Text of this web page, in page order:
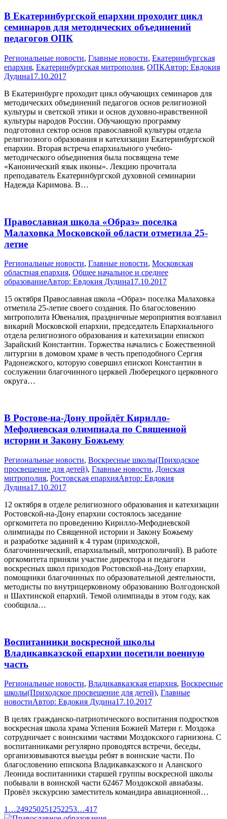
В Екатеринбургской епархии проходит цикл
семинаров для методических объединений
педагогов ОПК
Pегиональные новости, Главные новости, Екатеринбургская
епархия, Екатеринбургская митрополия, ОПКАвтор: Евдокия
Дудина17.10.2017
В Екатеринбурге проходит цикл обучающих семинаров для
методических объединений педагогов основ религиозной
культуры и светской этики и основ духовно-нравственной
культуры народов России. Обучающую программу
подготовил сектор основ православной культуры отдела
религиозного образования и катехизации Екатеринбургской
епархии. Вторая встреча епархиального учебно-
методического объединения была посвящена теме
«Канонический язык иконы». Лекцию прочитала
преподаватель Екатеринбургской духовной семинарии
Надежда Каримова. В…
Православная школа «Образ» поселка
Малаховка Московской области отметила 25-
летие
Pегиональные новости, Главные новости, Московская
областная епархия, Общее начальное и среднее
образованиеАвтор: Евдокия Дудина17.10.2017
15 октября Православная школа «Образ» поселка Малаховка
отметила 25-летие своего создания. По благословению
митрополита Ювеналия, праздничные мероприятия возглавил
викарий Московской епархии, председатель Епархиального
отдела религиозного образования и катехизации епископ
Зарайский Константин. Торжества начались с Божественной
литургии в домовом храме в честь преподобного Сергия
Радонежского, которую совершил епископ Константин в
сослужении благочинного церквей Люберецкого церковного
округа…
В Ростове-на-Дону пройдёт Кирилло-
Мефодиевская олимпиада по Священной
истории и Закону Божьему
Pегиональные новости, Воскресные школы(Приходское
просвещение для детей), Главные новости, Донская
митрополия, Ростовская епархияАвтор: Евдокия
Дудина17.10.2017
12 октября в отделе религиозного образования и катехизации
Ростовской-на-Дону епархии состоялось заседание
оргкомитета по проведению Кирилло-Мефодиевской
олимпиады по Священной истории и Закону Божьему
и разработке заданий к 4 турам (приходской,
благочиннический, епархиальный, митрополичий). В работе
оргкомитета приняли участие директора и педагоги
воскресных школ приходов Ростовской-на-Дону епархии,
помощники благочинных по образовательной деятельности,
методисты по внутрицерковному образованию Волгодонской
и Шахтинской епархий. Темой олимпиады в этом году, как
сообщила…
Воспитанники воскресной школы
Владикавказской епархии посетили военную
часть
Pегиональные новости, Владикавказская епархия, Воскресные
школы(Приходское просвещение для детей), Главные
новостиАвтор: Евдокия Дудина17.10.2017
В целях гражданско-патриотического воспитания подростков
воскресная школа храма Успения Божией Матери г. Моздока
сотрудничает с воинскими частями Моздокского гарнизона. С
воспитанниками регулярно проводятся встречи, беседы,
организовываются выезды ребят в воинские части. По
благословению епископа Владикавказского и Аланского
Леонида воспитанники старшей группы воскресной школы
побывали в воинской части 62467 Моздокской авиабазы.
Провёл экскурсию заместитель командира авиационной…
1 …249250251 252253…417